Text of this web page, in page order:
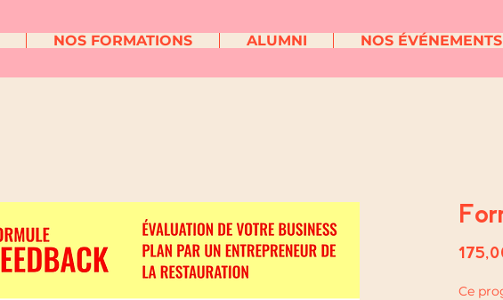
NOS FORMATIONS ALUMNI NOS ÉVÉNEMENTS
Ce